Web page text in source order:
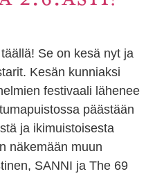
Se on kesä nyt ja
Kesän kunniaksi
festivaali lähenee
päästään
ja ikimuistoisesta
näkemään muun
SANNI ja The 69